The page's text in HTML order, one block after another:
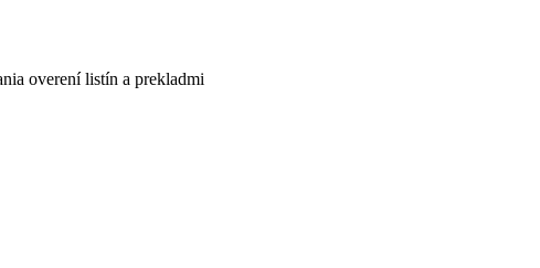
overení listín a prekladmi